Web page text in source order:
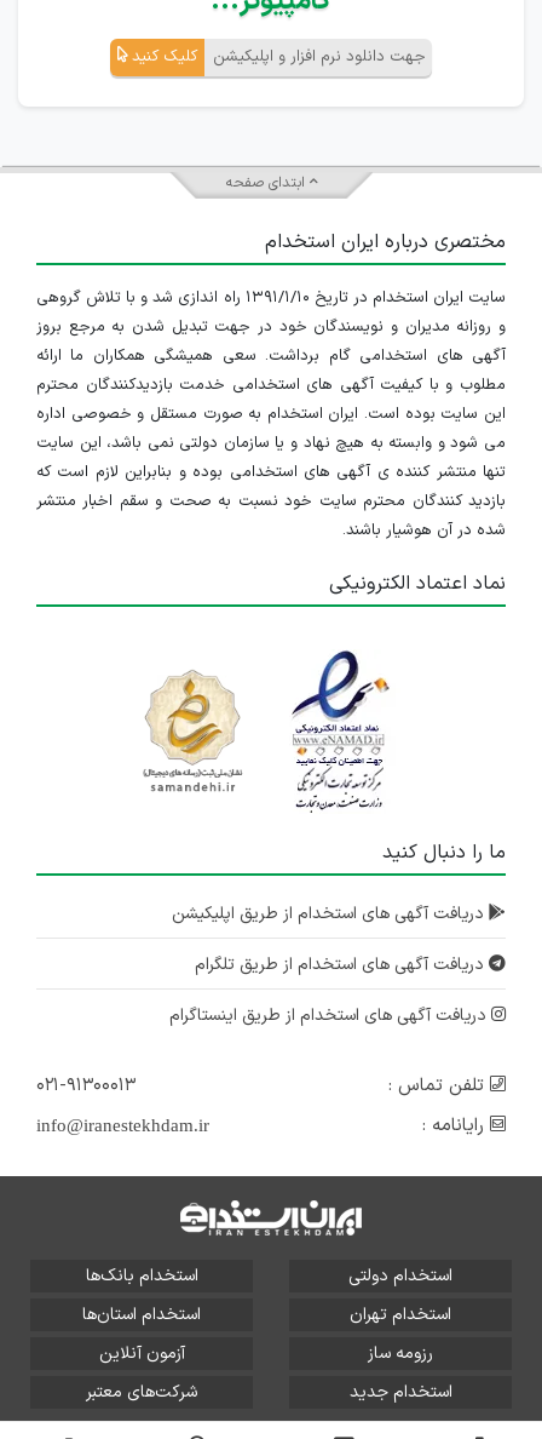
جهت دانلود نرم افزار و اپلیکیشن کلیک کنید
ابتدای صفحه
مختصری درباره ایران استخدام
سایت ایران استخدام در تاریخ ۱۳۹۱/۱/۱۰ راه اندازی شد و با تلاش گروهی
و روزانه مدیران و نویسندگان خود در جهت تبدیل شدن به مرجع بروز
آگهی های استخدامی گام برداشت. سعی همیشگی همکاران ما ارائه
مطلوب و با کیفیت آگهی های استخدامی خدمت بازدیدکنندگان محترم
این سایت بوده است. ایران استخدام به صورت مستقل و خصوصی اداره
می شود و وابسته به هیچ نهاد و یا سازمان دولتی نمی باشد، این سایت
تنها منتشر کننده ی آگهی های استخدامی بوده و بنابراین لازم است که
بازدید کنندگان محترم سایت خود نسبت به صحت و سقم اخبار منتشر
شده در آن هوشیار باشند.
نماد اعتماد الکترونیکی
ما را دنبال کنید
دریافت آگهی های استخدام از طریق اپلیکیشن
دریافت آگهی های استخدام از طریق تلگرام
دریافت آگهی های استخدام از طریق اینستاگرام
تلفن تماس :
۰۲۱-۹۱۳۰۰۰۱۳
رایانامه :
info@iranestekhdam.ir
استخدام دولتی
استخدام بانک‌ها
استخدام تهران
استخدام استان‌ها
رزومه ساز
آزمون آنلاین
استخدام جدید
شرکت‌های معتبر